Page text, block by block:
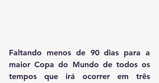
Faltando menos de 90 dias para a
maior Copa do Mundo de todos os
tempos que irá ocorrer em três